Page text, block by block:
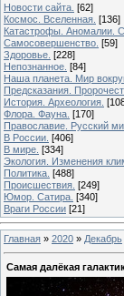
Новости сайта. [62]
Космос. Вселенная. [136]
Катастрофы. Аномалии.
Самосовершенство. [59]
Здоровье. [228]
Непознанное. [84]
Наша планета. Мир
Предсказания.
История. Археология.
Флора. Фауна. [170]
Православие. Русский
В России. [406]
В мире. [334]
Экология. Изменения
Политика. [488]
Происшествия. [249]
Юмор. Сатира. [340]
Враги России [21]
Главная » 2020 » Декабрь
Самая далёкая